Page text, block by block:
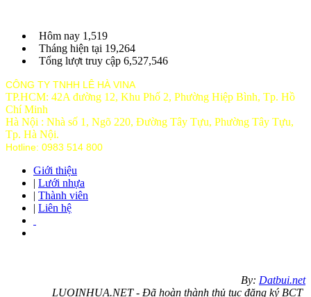
Hôm nay 1,519
Tháng hiện tại 19,264
Tổng lượt truy cập 6,527,546
CÔNG TY TNHH LÊ HÀ VINA
TP.HCM: 42A đường 12, Khu Phố 2, Phường Hiệp Bình, Tp. Hồ
Chí Minh
Hà Nội : Nhà số 1, Ngõ 220, Đường Tây Tựu, Phường Tây Tựu,
Tp. Hà Nội.
Hotline: 0983 514 800
Giới thiệu
| Lưới nhựa
| Thành viên
| Liên hệ
By: Datbui.net
LUOINHUA.NET - Đã hoàn thành thủ tục đăng ký BCT